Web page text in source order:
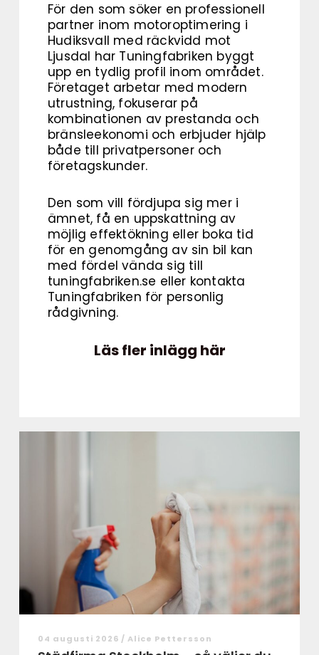
För den som söker en professionell
partner inom motoroptimering i
Hudiksvall med räckvidd mot
Ljusdal har Tuningfabriken byggt
upp en tydlig profil inom området.
Företaget arbetar med modern
utrustning, fokuserar på
kombinationen av prestanda och
bränsleekonomi och erbjuder hjälp
både till privatpersoner och
företagskunder.
Den som vill fördjupa sig mer i
ämnet, få en uppskattning av
möjlig effektökning eller boka tid
för en genomgång av sin bil kan
med fördel vända sig till
tuningfabriken.se eller kontakta
Tuningfabriken för personlig
rådgivning.
Läs fler inlägg här
04 augusti 2026 / Alice Pettersson